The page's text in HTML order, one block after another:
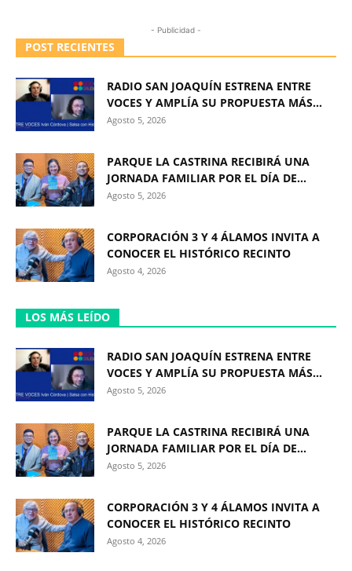
- Publicidad -
POST RECIENTES
RADIO SAN JOAQUÍN ESTRENA ENTRE
VOCES Y AMPLÍA SU PROPUESTA MÁS...
Agosto 5, 2026
PARQUE LA CASTRINA RECIBIRÁ UNA
JORNADA FAMILIAR POR EL DÍA DE...
Agosto 5, 2026
CORPORACIÓN 3 Y 4 ÁLAMOS INVITA A
CONOCER EL HISTÓRICO RECINTO
Agosto 4, 2026
LOS MÁS LEÍDO
RADIO SAN JOAQUÍN ESTRENA ENTRE
VOCES Y AMPLÍA SU PROPUESTA MÁS...
Agosto 5, 2026
PARQUE LA CASTRINA RECIBIRÁ UNA
JORNADA FAMILIAR POR EL DÍA DE...
Agosto 5, 2026
CORPORACIÓN 3 Y 4 ÁLAMOS INVITA A
CONOCER EL HISTÓRICO RECINTO
Agosto 4, 2026